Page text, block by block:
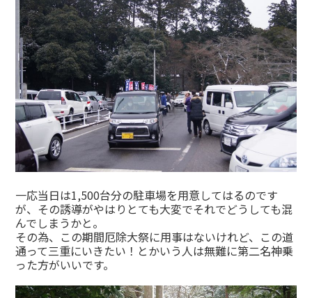
一応当日は1,500台分の駐車場を用意してはるのです
が、その誘導がやはりとても大変でそれでどうしても混
んでしまうかと。
その為、この期間厄除大祭に用事はないけれど、この道
通って三重にいきたい！とかいう人は無難に第二名神乗
った方がいいです。